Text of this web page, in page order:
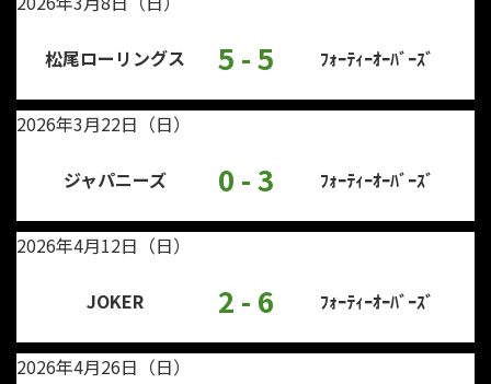
松尾ローリングス 5 - 5 ﾌｫｰﾃｨｰｵｰﾊﾞｰｽﾞ
2026年3月22日（日）
ジャパニーズ 0 - 3 ﾌｫｰﾃｨｰｵｰﾊﾞｰｽﾞ
2026年4月12日（日）
JOKER 2 - 6 ﾌｫｰﾃｨｰｵｰﾊﾞｰｽﾞ
2026年4月26日（日）